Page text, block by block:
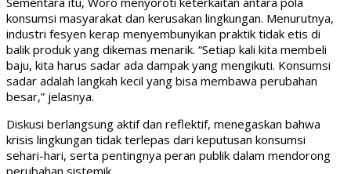
konsumsi masyarakat dan kerusakan lingkungan. Menurutnya,
industri fesyen kerap menyembunyikan praktik tidak etis di
balik produk yang dikemas menarik. “Setiap kali kita membeli
baju, kita harus sadar ada dampak yang mengikuti. Konsumsi
sadar adalah langkah kecil yang bisa membawa perubahan
besar,” jelasnya.
Diskusi berlangsung aktif dan reflektif, menegaskan bahwa
krisis lingkungan tidak terlepas dari keputusan konsumsi
sehari-hari, serta pentingnya peran publik dalam mendorong